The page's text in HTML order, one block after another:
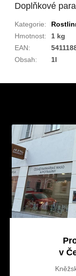
Doplňkové
Kategorie:
Hmotnost:
1 kg
EAN:
Obsah: 1l
v